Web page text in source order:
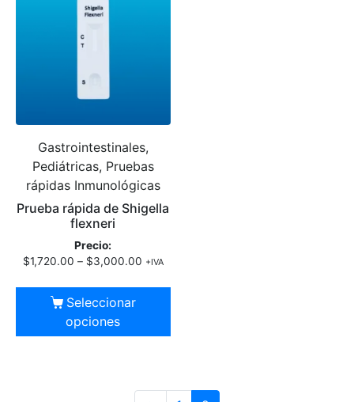
Gastrointestinales,
Pediátricas, Pruebas
rápidas Inmunológicas
Prueba rápida de Shigella
flexneri
Precio:
$1,720.00 – $3,000.00 +IVA
Seleccionar
opciones